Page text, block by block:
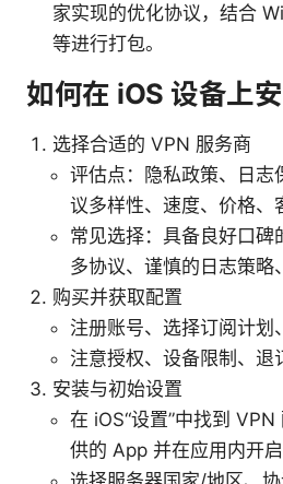
家实现的优化协议，结合
等进行打包。
如何在 iOS 设备上
选择合适的 VPN 服务商
评估点：隐私政策、日志
议多样性、速度、价格、
常见选择：具备良好口
多协议、谨慎的日志策略
购买并获取配置
注册账号、选择订阅计划
注意授权、设备限制、退
安装与初始设置
在 iOS“设置”中找到
供的 App 并在应用内开启